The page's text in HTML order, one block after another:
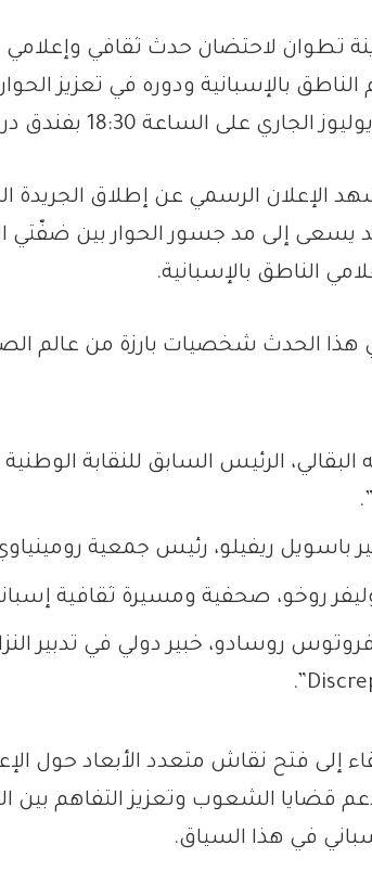
تطوان لاحتضان حدث ثقافي وإعلامي
الناطق بالإسبانية ودوره في تعزيز
يسعى إلى مد جسور الحوار بين ضفّتي
الناطق بالإسبانية.
الحدث شخصيات بارزة من عالم
البقالي، الرئيس السابق للنقابة
باسويل ريفيلو، رئيس جمعية رومينياوي
أوليفر روخو، صحفية ومسيرة ثقافية
إلى فتح نقاش متعدد الأبعاد حول
قضايا الشعوب وتعزيز التفاهم بين
في هذا السياق.